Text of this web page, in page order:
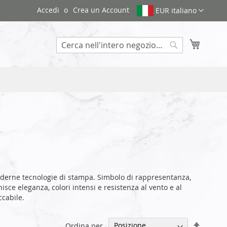
EUR italiano
Accedi Crea un Account
tecnologie di stampa. Simbolo di rappresentanza,
eleganza, colori intensi e resistenza al vento e al